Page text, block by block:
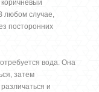
коричневый
любом случае,
посторонних
вода. Она
затем
и